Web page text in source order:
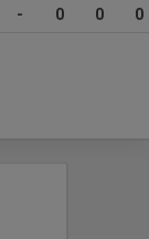
- 0 0 0